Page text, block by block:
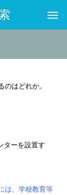
はどれか。
ターを設置す
、学校教育等